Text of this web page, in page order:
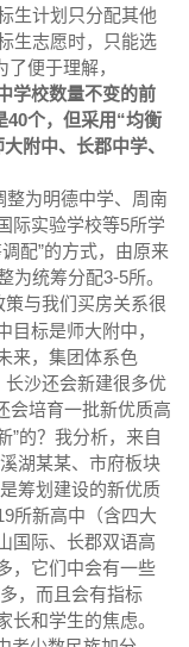
生计划只分配其他
生志愿时，只能选
便于理解，
学校数量不变的前
40个，但采用“均衡
附中、长郡中学、
整为明德中学、周南
际实验学校等5所学
配”的方式，由原来
为统筹分配3-5所。
与我们买房关系很
标是师大附中，
来，集团体系色
沙还会新建很多优
会培育一批新优质高
”的？我分析，来自
湖某某、市府板块
筹划建设的新优质
所新高中（含四大
国际、长郡双语高
，它们中会有一些
，而且会有指标
和学生的焦虑。